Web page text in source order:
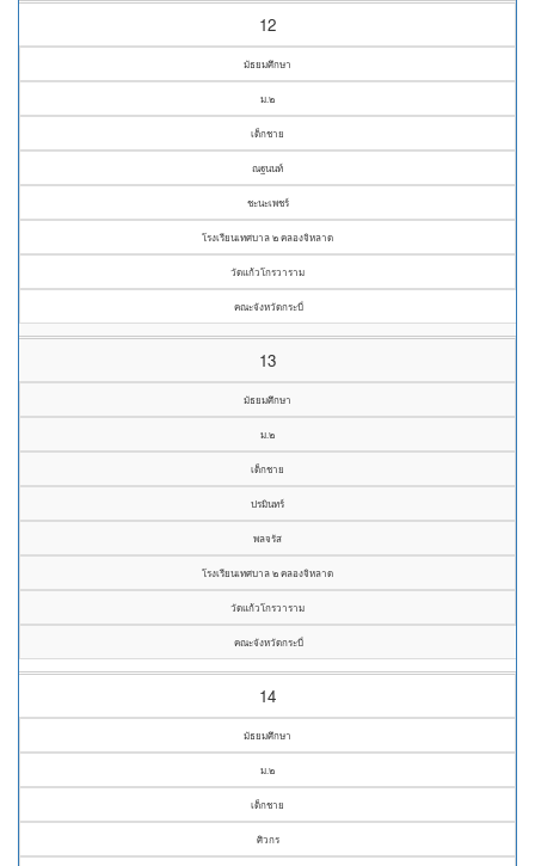
12
มัธยมศึกษา
ม.๒
เด็กชาย
ณฐนนท์
ชะนะเพชร์
โรงเรียนเทศบาล ๒ คลองจิหลาด
วัดแก้วโกรวาราม
คณะจังหวัดกระบี่
13
มัธยมศึกษา
ม.๒
เด็กชาย
ปรมินทร์
พลจรัส
โรงเรียนเทศบาล ๒ คลองจิหลาด
วัดแก้วโกรวาราม
คณะจังหวัดกระบี่
14
มัธยมศึกษา
ม.๒
เด็กชาย
ศิวกร